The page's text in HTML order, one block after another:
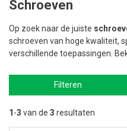
Schroeven
Op zoek naar de juiste
schroeven van hoge kwaliteit,
verschillende toepassingen.
Filteren
1 -3 van de 3 resultaten